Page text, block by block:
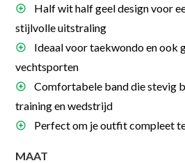
Half wit half geel design voor
stijlvolle uitstraling
Ideaal voor taekwondo en ook
vechtsporten
Comfortabele band die stevig
training en wedstrijd
Perfect om je outfit compleet
MAAT